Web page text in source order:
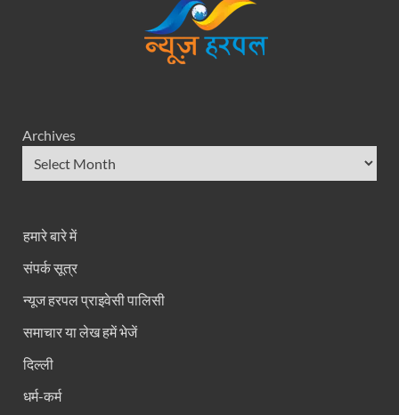
Archives
हमारे बारे में
संपर्क सूत्र
न्यूज हरपल प्राइवेसी पालिसी
समाचार या लेख हमें भेजें
दिल्ली
धर्म-कर्म